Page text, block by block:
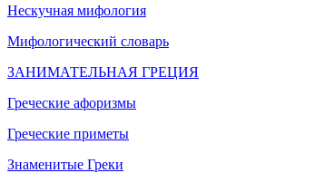
Нескучная мифология
Мифологический словарь
ЗАНИМАТЕЛЬНАЯ ГРЕЦИЯ
Греческие афоризмы
Греческие приметы
Знаменитые Греки